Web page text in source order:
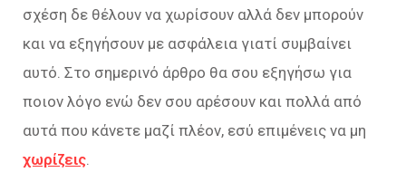
σχέση δε θέλουν να χωρίσουν αλλά δεν μπορούν
και να εξηγήσουν με ασφάλεια γιατί συμβαίνει
αυτό. Στο σημερινό άρθρο θα σου εξηγήσω για
ποιον λόγο ενώ δεν σου αρέσουν και πολλά από
αυτά που κάνετε μαζί πλέον, εσύ επιμένεις να μη
χωρίζεις.